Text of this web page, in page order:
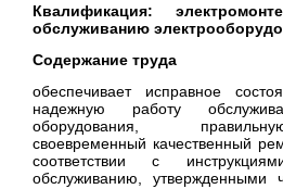
Квалификация:
обслуживанию
Содержание труда
обеспечивает исправное
надежную работу
оборудования,
своевременный качественный
соответствии с
обслуживанию, утвержденными